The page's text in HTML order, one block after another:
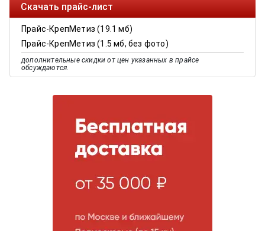
Скачать прайс-лист
Прайс-КрепМетиз (19.1 мб)
Прайс-КрепМетиз (1.5 мб, без фото)
дополнительные скидки от цен указанных в прайсе
обсуждаются.